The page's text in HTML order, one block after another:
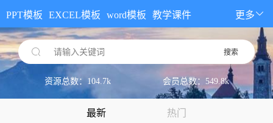
PPT模板 EXCEL模板 word模板 教学课件 更多
请输入关键词 搜索
资源总数：104.7k 会员总数：549.8k
最新 热门